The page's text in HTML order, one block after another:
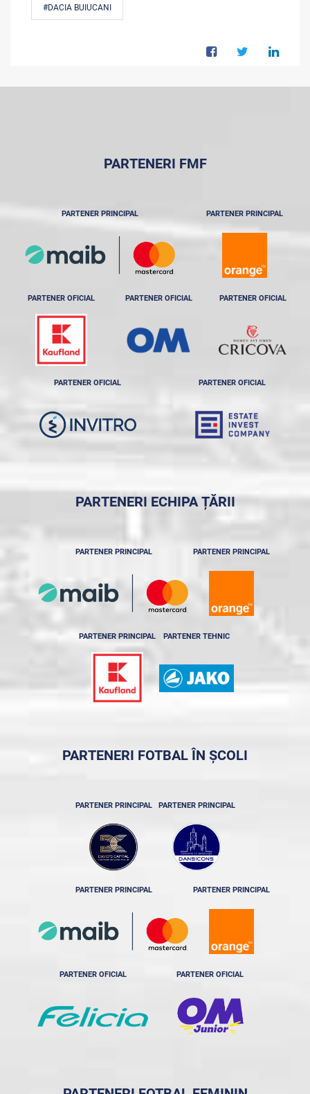
#DACIA BUIUCANI
PARTENERI FMF
PARTENER PRINCIPAL PARTENER PRINCIPAL
PARTENER OFICIAL PARTENER OFICIAL PARTENER OFICIAL
PARTENER OFICIAL PARTENER OFICIAL
PARTENERI ECHIPA ȚĂRII
PARTENER PRINCIPAL PARTENER PRINCIPAL
PARTENER PRINCIPAL PARTENER TEHNIC
PARTENERI FOTBAL ÎN ȘCOLI
PARTENER PRINCIPAL PARTENER PRINCIPAL
PARTENER PRINCIPAL PARTENER PRINCIPAL
PARTENER OFICIAL PARTENER OFICIAL